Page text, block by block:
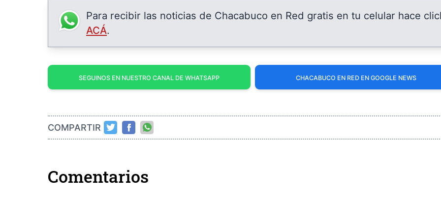
Para recibir las noticias de Chacabuco en Red gratis en tu celular hace
ACÁ.
SEGUINOS EN NUESTRO CANAL DE WHATSAPP CHACABUCO EN RED EN GOOGLE NEWS
COMPARTIR
Comentarios